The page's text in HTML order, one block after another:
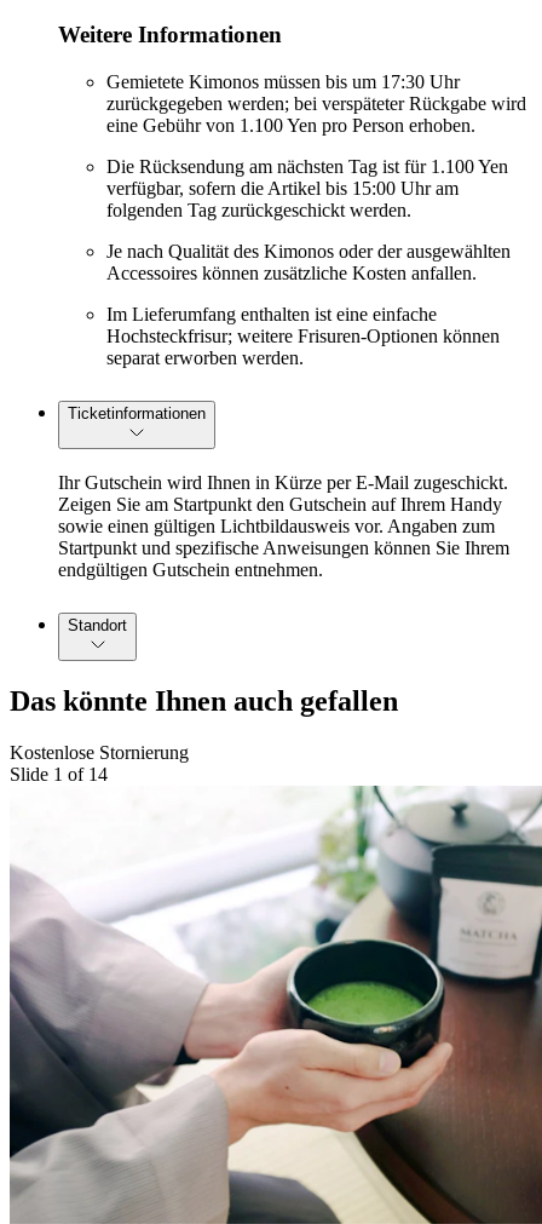
Weitere Informationen
Gemietete Kimonos müssen bis um 17:30 Uhr
zurückgegeben werden; bei verspäteter Rückgabe wird
eine Gebühr von 1.100 Yen pro Person erhoben.
Die Rücksendung am nächsten Tag ist für 1.100 Yen
verfügbar, sofern die Artikel bis 15:00 Uhr am
folgenden Tag zurückgeschickt werden.
Je nach Qualität des Kimonos oder der ausgewählten
Accessoires können zusätzliche Kosten anfallen.
Im Lieferumfang enthalten ist eine einfache
Hochsteckfrisur; weitere Frisuren-Optionen können
separat erworben werden.
Ticketinformationen
Ihr Gutschein wird Ihnen in Kürze per E-Mail zugeschickt.
Zeigen Sie am Startpunkt den Gutschein auf Ihrem Handy
sowie einen gültigen Lichtbildausweis vor. Angaben zum
Startpunkt und spezifische Anweisungen können Sie Ihrem
endgültigen Gutschein entnehmen.
Standort
Das könnte Ihnen auch gefallen
Kostenlose Stornierung
Slide 1 of 14